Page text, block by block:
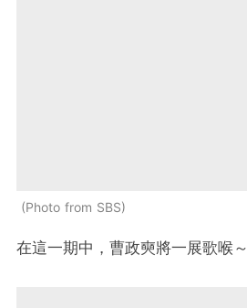
Photo from SBS
在這一期中，曹政奭將一展歌喉～